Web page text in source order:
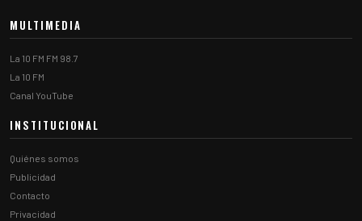
MULTIMEDIA
La 10 FM FM 98.7
La 10 FM
Canal YouTube
INSTITUCIONAL
Quiénes somos
Publicidad
Contacto
Privacidad